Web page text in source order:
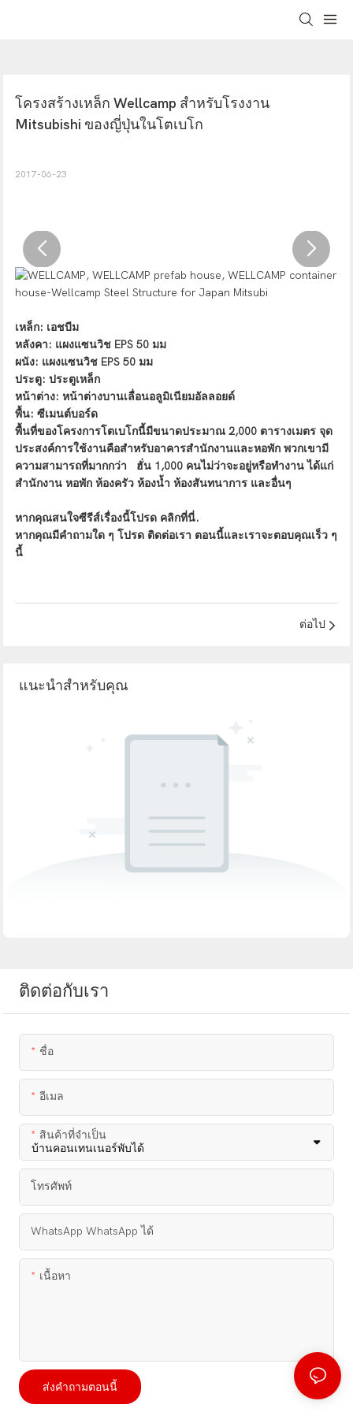
โครงสร้างเหล็ก Wellcamp สำหรับโรงงาน
Mitsubishi ของญี่ปุ่นในโตเบโก
2017-06-23
เหล็ก: เอชบีม
หลังคา: แผงแซนวิช EPS 50 มม
ผนัง: แผงแซนวิช EPS 50 มม
ประตู: ประตูเหล็ก
หน้าต่าง: หน้าต่างบานเลื่อนอลูมิเนียมอัลลอยด์
พื้น: ซีเมนต์บอร์ด
พื้นที่ของโครงการโตเบโกนี้มีขนาดประมาณ 2,000 ตารางเมตร จุด
ประสงค์การใช้งานคือสำหรับอาคารสำนักงานและหอพัก พวกเขามี
ความสามารถที่มากกว่า
ฮั่น 1,000 คนไม่ว่าจะอยู่หรือทำงาน ได้แก่
สำนักงาน หอพัก ห้องครัว ห้องน้ำ ห้องสันทนาการ และอื่นๆ
หากคุณสนใจซีรีส์เรื่องนี้โปรด คลิกที่นี่.
หากคุณมีคำถามใด ๆ โปรด ติดต่อเรา ตอนนี้และเราจะตอบคุณเร็ว ๆ
นี้
ต่อไป
แนะนำสำหรับคุณ
ติดต่อกับเรา
ชื่อ
อีเมล
สินค้าที่จำเป็น
โทรศัพท์
WhatsApp WhatsApp ได้
เนื้อหา
ส่งคำถามตอนนี้